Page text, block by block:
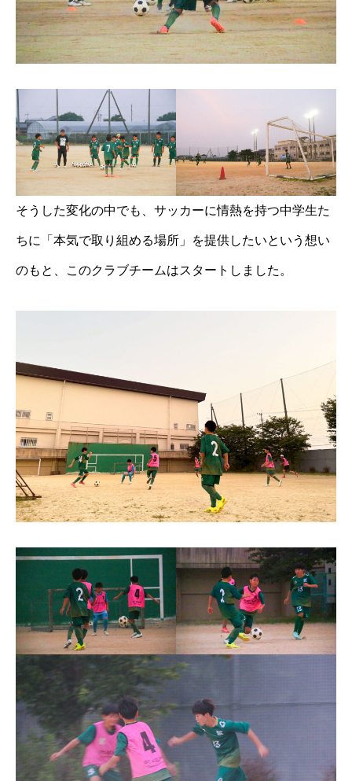
そうした変化の中でも、サッカーに情熱を持つ中学生た
ちに「本気で取り組める場所」を提供したいという想い
のもと、このクラブチームはスタートしました。